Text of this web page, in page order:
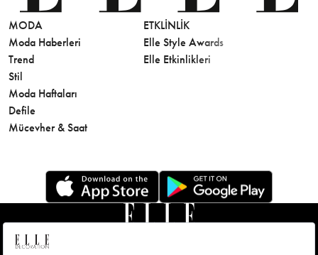
MODA
Moda Haberleri
Trend
Stil
Moda Haftaları
Defile
Mücevher & Saat
ETKLINLIK
Elle Style Awards
Elle Etkinlikleri